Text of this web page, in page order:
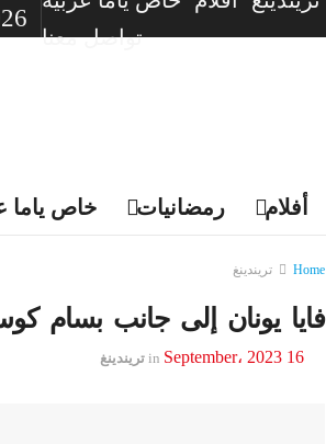
تواصل معنا
خاص ياما رمضانيات أفلام
Home تريندينغ
فايا يونان إلى جانب بسام
16 September، 2023 in تريندينغ